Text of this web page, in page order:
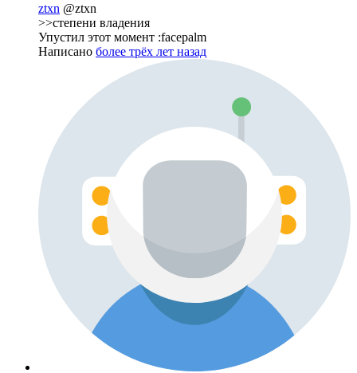
ztxn @ztxn
>>степени владения
Упустил этот момент :facepalm
Написано более трёх лет назад